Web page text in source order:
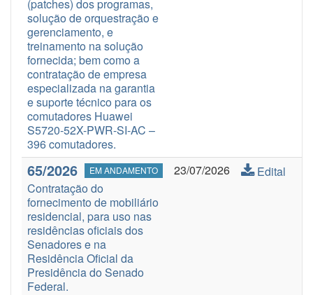
(patches) dos programas,
solução de orquestração e
gerenciamento, e
treinamento na solução
fornecida; bem como a
contratação de empresa
especializada na garantia
e suporte técnico para os
comutadores Huawei
S5720-52X-PWR-SI-AC –
396 comutadores.
65/2026 EM ANDAMENTO
Contratação do
fornecimento de mobiliário
residencial, para uso nas
residências oficiais dos
Senadores e na
Residência Oficial da
Presidência do Senado
Federal.
23/07/2026 Edital